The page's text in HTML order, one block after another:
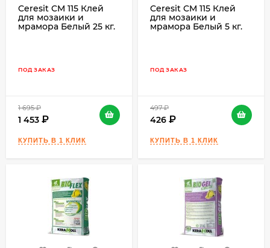
Ceresit CM 115 Клей
для мозаики и
мрамора Белый 25 кг.
ПОД ЗАКАЗ
1 695
1 453
Ceresit CM 115 Клей
для мозаики и
мрамора Белый 5 кг.
ПОД ЗАКАЗ
497
426